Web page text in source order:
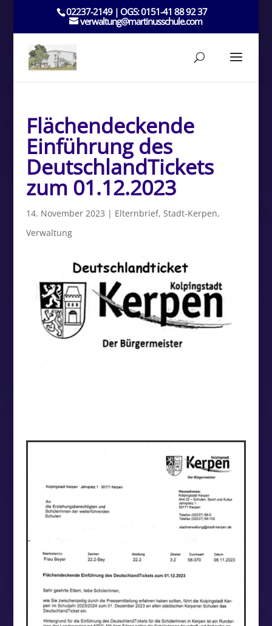
02237-2149 | OGS: 0151-41 88 92 37
verwaltung@martinusschule.com
Flächendeckende
Einführung des
DeutschlandTickets
zum 01.12.2023
14. November 2023 | Elternbrief, Stadt-Kerpen,
Verwaltung